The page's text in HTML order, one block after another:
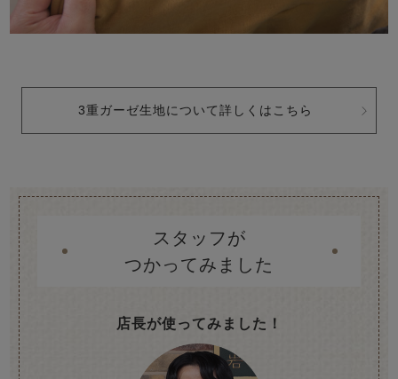
3重ガーゼ生地について詳しくはこちら
スタッフが
つかってみました
店長が使ってみました！